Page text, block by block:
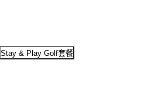
Stay & Play Golf套餐